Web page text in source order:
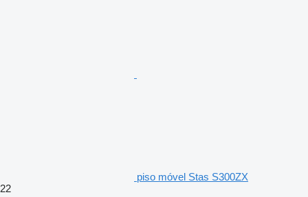
piso móvel Stas S300ZX
22